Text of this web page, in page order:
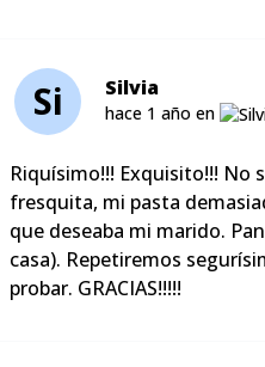
Si Silvia
hace 1 año en
Riquísimo!!! Exquisito!!! No
fresquita, mi pasta
que deseaba mi marido.
casa). Repetiremos
probar. GRACIAS!!!!!